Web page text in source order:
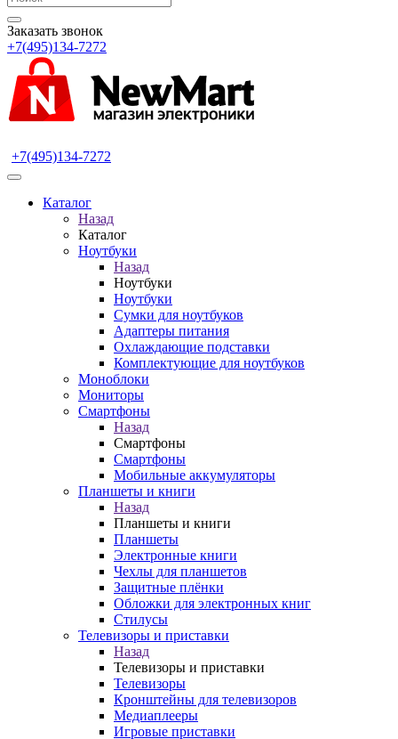
Заказать звонок
+7(495)134-7272
+7(495)134-7272
Каталог
Назад
Каталог
Ноутбуки
Назад
Ноутбуки
Ноутбуки
Сумки для ноутбуков
Адаптеры питания
Охлаждающие подставки
Комплектующие для ноутбуков
Моноблоки
Мониторы
Смартфоны
Назад
Смартфоны
Смартфоны
Мобильные аккумуляторы
Планшеты и книги
Назад
Планшеты и книги
Планшеты
Электронные книги
Чехлы для планшетов
Защитные плёнки
Обложки для электронных книг
Стилусы
Телевизоры и приставки
Назад
Телевизоры и приставки
Телевизоры
Кронштейны для телевизоров
Медиаплееры
Игровые приставки